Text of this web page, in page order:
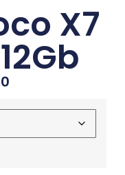
X7